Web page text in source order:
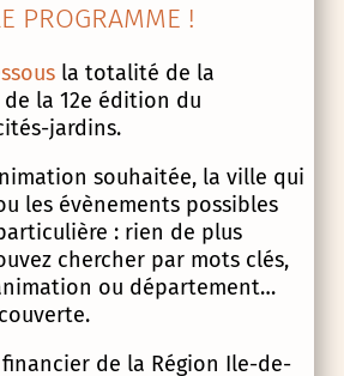
PROGRAMME !
la totalité de la
la 12e édition du
jardins.
souhaitée, la ville qui
les évènements possibles
: rien de plus
chercher par mots clés,
ou département…
de la Région Ile-de-